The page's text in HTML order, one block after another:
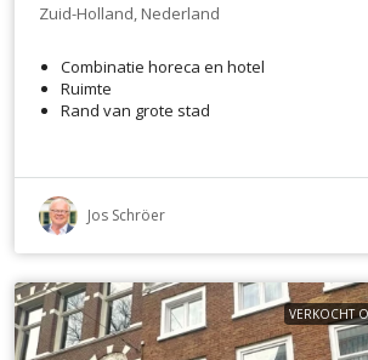
Zuid-Holland, Nederland
Combinatie horeca en hotel
Ruimte
Rand van grote stad
Jos Schröer
VERKOCHT